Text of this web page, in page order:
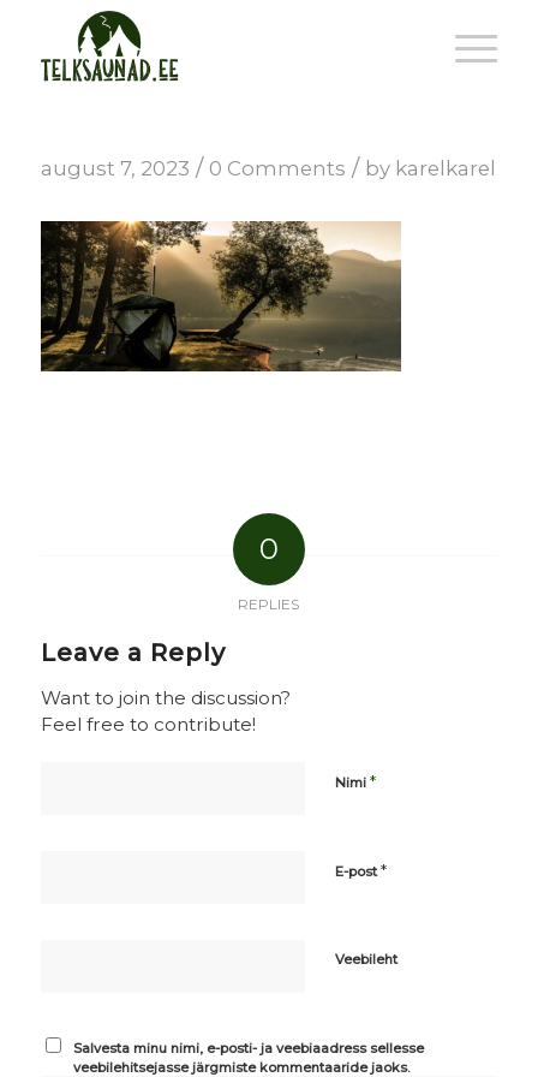
august 7, 2023 / 0 Comments / by karelkarel
0
REPLIES
Leave a Reply
Want to join the discussion?
Feel free to contribute!
Nimi *
E-post*
Veebileht
Salvesta minu nimi, e-posti- ja veebiaadress sellesse
veebilehitsejasse järgmiste kommentaaride jaoks.